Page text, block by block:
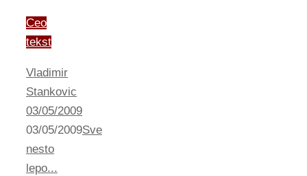
Ceo
tekst
Vladimir
Stankovic
03/05/2009
03/05/2009Sve
nesto
lepo...